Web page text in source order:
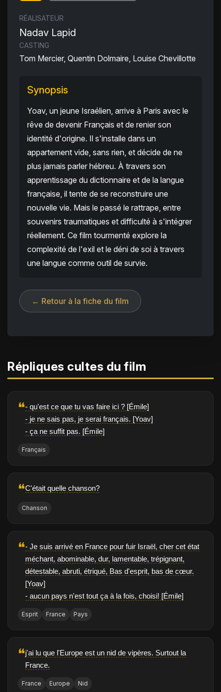
RÉALISATEUR
Nadav Lapid
CASTING
Tom Mercier, Quentin Dolmaire, Louise Chevillotte
Synopsis
Yoav, un jeune Israélien, arrive à Paris avec le
rêve de devenir Français et de renier son
identité d'origine. Il s'installe dans un
appartement vide, sans rien, et décide de ne
plus jamais parler hébreu. À travers son
apprentissage du dictionnaire et de la langue
française, il tente de se reconstruire une
nouvelle vie. Mais le passé le rattrape, entre
souvenirs traumatiques et difficulté à s'intégrer
réellement. Ce film tourmenté explore la
complexité de l'exil et le déni de soi à travers
une langue comme outil de survie.
← Retour à la fiche du film
Répliques cultes du film
❝- qu'est ce que tu vas faire ici ? [Émile]
- je ne sais pas, je serai français. [Yoav]
- ça ne suffit pas. [Émile]
Français
❝C'était quelle chanson?
Chanson
❝- Je suis arrivé en France pour fuir Israël, cher cet état
méchant, abominable, dur, lamentable, trépignant,
détestable, abruti, étriqué, Bas d'esprit, bas de cœur.
[Yoav]
- aucun pays n'est tout ça à la fois, choisi! [Émile]
Esprit France Pays
❝j'ai lu que l'Europe est un nid de vipères. Surtout la
France.
France Europe Nid